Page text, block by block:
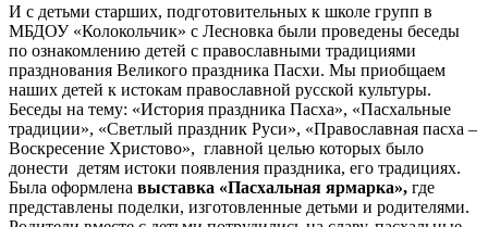
И с детьми старших, подготовительных к школе групп в
МБДОУ «Колокольчик» с Лесновка были проведены беседы
по ознакомлению детей с православными традициями
празднования Великого праздника Пасхи. Мы приобщаем
наших детей к истокам православной русской культуры.
Беседы на тему: «История праздника Пасха», «Пасхальные
традиции», «Светлый праздник Руси», «Православная пасха –
Воскресение Христово», главной целью которых было
донести детям истоки появления праздника, его традициях.
Была оформлена выставка «Пасхальная ярмарка», где
представлены поделки, изготовленные детьми и родителями.